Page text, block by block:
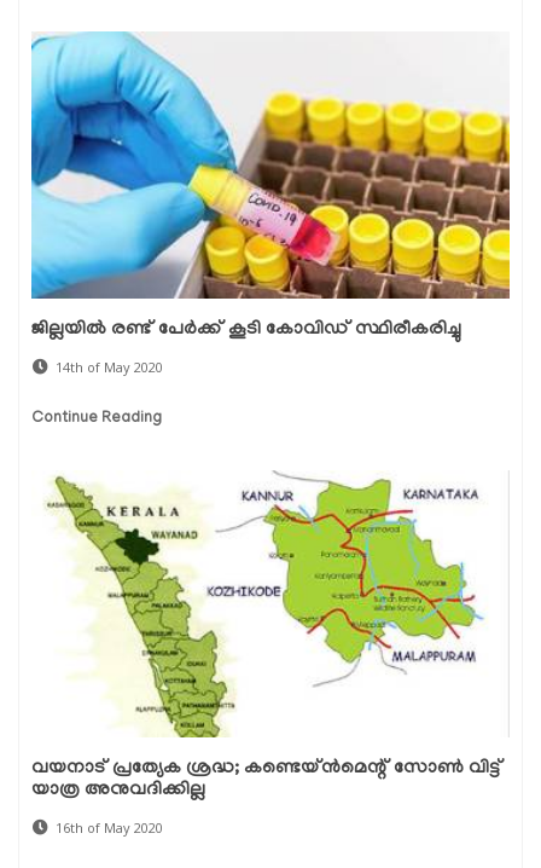
ജില്ലയില്‍ രണ്ട് പേര്‍ക്ക് കൂടി കോവിഡ് സ്ഥിരീകരിച്ചു
14th of May 2020
Continue Reading
വയനാട് പ്രത്യേക ശ്രദ്ധ; കണ്ടെയ്ന്‍മെന്റ് സോണ്‍ വിട്ട്
യാത്ര അനുവദിക്കില്ല
16th of May 2020